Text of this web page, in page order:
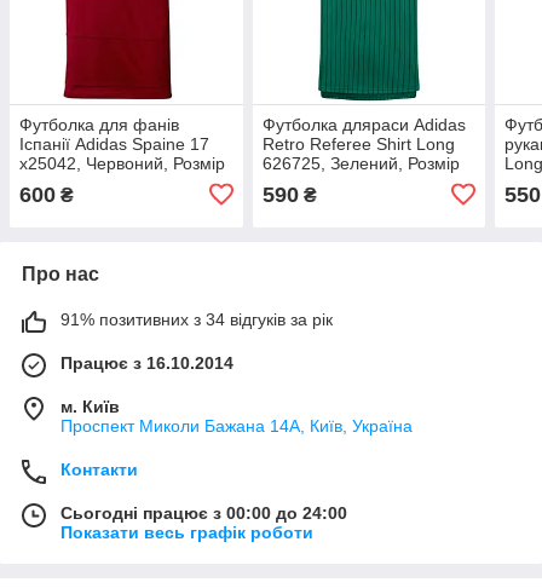
Футболка для фанів
Іспанії Adidas Spaine 17
x25042, Червоний, Розмір
600 ₴
Футболка дляpaси Adidas
Retro Referee Shirt Long
626725, Зелений, Розмір
590₴ 550
Про нас
91% позитивних з 34 відгуків за рік
Працює з 16.10.2014
м. Київ
Проспект Миколи Бажана 14А, Київ, Україна
Контакти
Сьогодні працює з 00:00 до 24:00
Показати весь графік роботи